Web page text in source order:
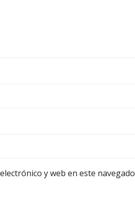
y web en este